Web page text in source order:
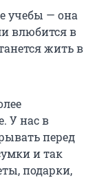
учебы — она
влюбится в
жить в
У нас в
перед
и так
подарки,